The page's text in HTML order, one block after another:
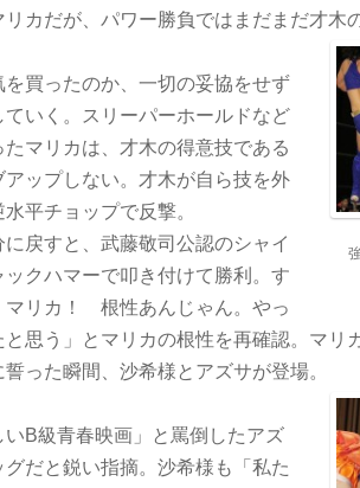
カだが、 パワー勝負ではまだまだ才木
買ったのか、 一切の妥協をせず
いく。
スリーパーホールドなど
マリ カは、 才木の得意技である
アップしない。才木が自ら技を外
平チョップで反撃。
戻すと、 武藤敬司公認のシャイ
クハマーで叩き付けて勝利。 す
リカ！ 根性あんじゃん。やっ
思う」
とマリカの根性を再確認。マリ
った瞬間、 沙希様とアズサが登場。
B級青春映画」
と罵倒したアズ
だと鋭い指摘。沙希様も「 私た